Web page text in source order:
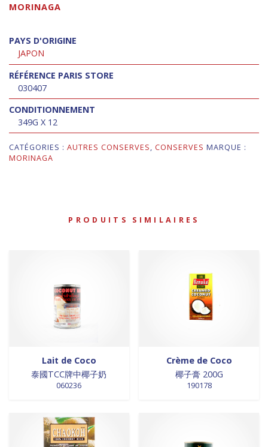
MORINAGA
PAYS D'ORIGINE
JAPON
RÉFÉRENCE PARIS STORE
030407
CONDITIONNEMENT
349G X 12
CATÉGORIES : AUTRES CONSERVES, CONSERVES MARQUE :
MORINAGA
PRODUITS SIMILAIRES
Lait de Coco
泰國TCC牌中椰子奶
060236
Crème de Coco
椰子膏 200G
190178